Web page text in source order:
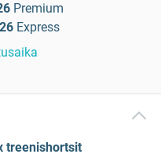
Premium
Express
treenishortsit